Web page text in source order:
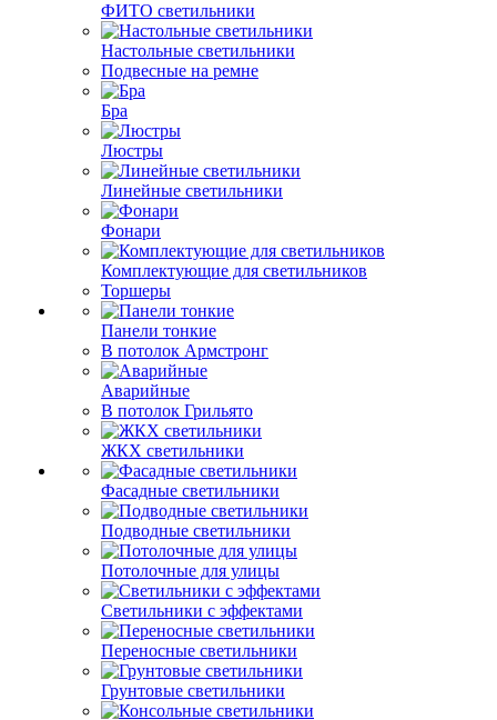
ФИТО светильники
Настольные светильники
Подвесные на ремне
Бра
Люстры
Линейные светильники
Фонари
Комплектующие для светильников
Торшеры
Панели тонкие
В потолок Армстронг
Аварийные
В потолок Грильято
ЖКХ светильники
Фасадные светильники
Подводные светильники
Потолочные для улицы
Светильники с эффектами
Переносные светильники
Грунтовые светильники